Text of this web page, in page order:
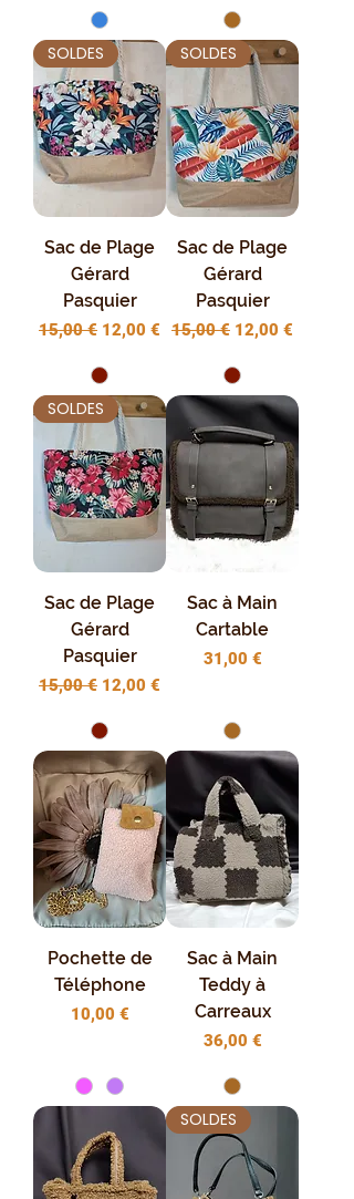
SOLDES
Sac de Plage
Gérard
Pasquier
Prix original
15,00 € Prix promotionnel
12,00 €
SOLDES
Sac de Plage
Gérard
Pasquier
Prix original
15,00 € Prix
12,00 €
SOLDES
Sac de Plage
Gérard
Pasquier
Prix original
15,00 € Prix promotionnel
12,00 €
Sac à Main
Cartable
Prix
31,00 €
Pochette de
Téléphone
Prix
10,00 €
Sac à Main
Teddy à
Carreaux
Prix
36,00 €
SOLDES